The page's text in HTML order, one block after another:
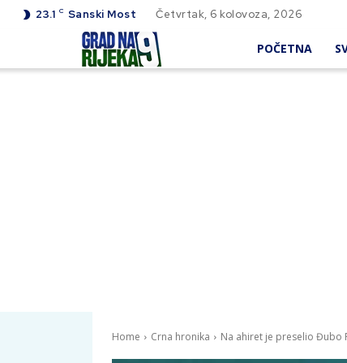
23.1 C Sanski Most Četvrtak, 6 kolovoza, 2026
POČETNA
Home Crna hronika Na ahiret je preselio Đubo